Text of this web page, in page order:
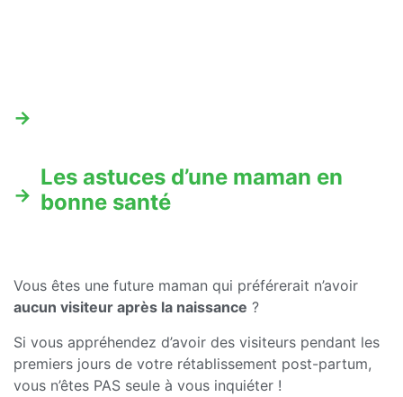
Les astuces d’une maman en
bonne santé
Vous êtes une future maman qui préférerait n’avoir
aucun visiteur après la naissance ?
Si vous appréhendez d’avoir des visiteurs pendant les
premiers jours de votre rétablissement post-partum,
vous n’êtes PAS seule à vous inquiéter !